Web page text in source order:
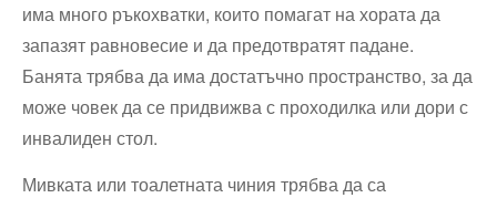
има много ръкохватки, които помагат на хората да
запазят равновесие и да предотвратят падане.
Банята трябва да има достатъчно пространство, за да
може човек да се придвижва с проходилка или дори с
инвалиден стол.
Мивката или тоалетната чиния трябва да са